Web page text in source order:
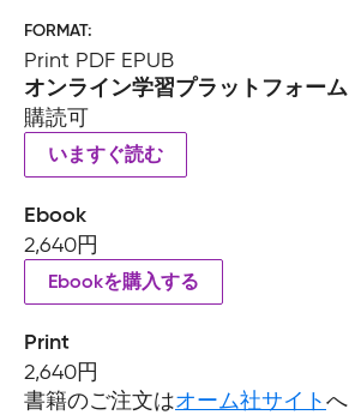
FORMAT
Print PDF EPUB
オンライン学習プラットフォーム
購読可
いますぐ読む
Ebook
2,640円
Ebookを購入する
Print
2,640円
書籍のご注文はオーム社サイトへ